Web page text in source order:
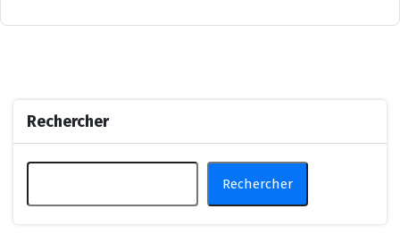
Rechercher
Rechercher